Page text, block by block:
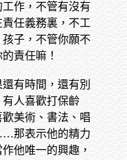
作，不管有沒有
任義務裏，不工
子，不管你願不
責任嘛！
有時間，還有別
人喜歡打保齡
美術、書法、唱
那表示他的精力
他唯一的興趣，